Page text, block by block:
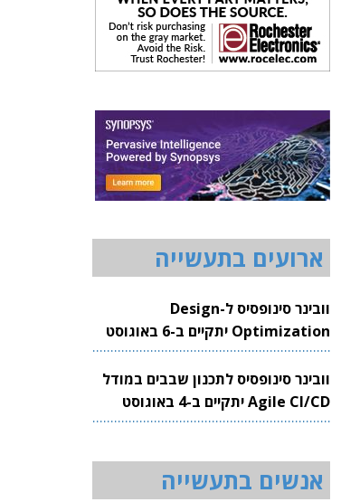
ארועים בתעשייה
וובינר סינופסיס ל-Design
Optimization יתקיים ב-6 באוגוסט
2026
וובינר סינופסיס לתכנון שבבים במודל
Agile CI/CD יתקיים ב-4 באוגוסט
2026
אנשים בתעשייה